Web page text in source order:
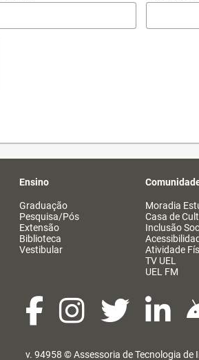
Ensino
Graduação
Pesquisa/Pós
Extensão
Biblioteca
Vestibular
Moradia
Casa de
Inclusão
Atividade
TV UEL
UEL FM
v. 94958 ©Assessoria de Tecnologia de